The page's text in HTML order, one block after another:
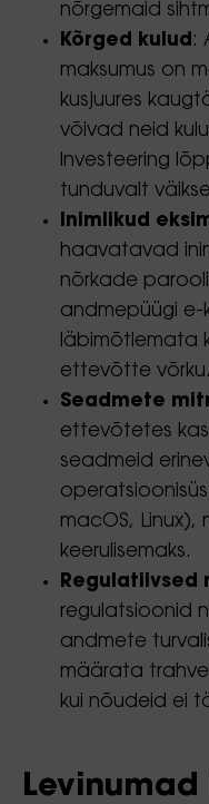
nõrgemaid
Kõrged kulud :
maksumus on
kusjuures
võivad neid
Investeering
tunduvalt
Inimlikud
haavatavad
nõrkade
andmepüügi e-
läbimõtlemata
ettevõtte võrku.
Seadmete
ettevõtetes
seadmeid
macOS, Linux),
keerulisemaks.
Regulatiivsed
regulatsioonid
andmete
määrata trahve
kui nõudeid ei